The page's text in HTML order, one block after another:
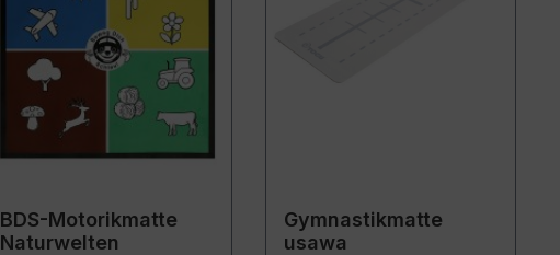
BDS-Motorikmatte
Naturwelten
Gymnastikmatte
usawa